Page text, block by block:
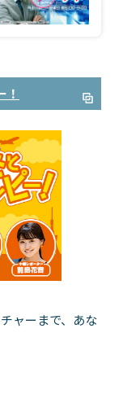
！
ャーまで、あな